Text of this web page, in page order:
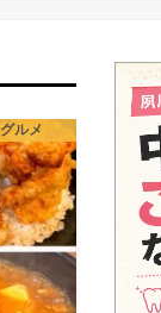
グルメ